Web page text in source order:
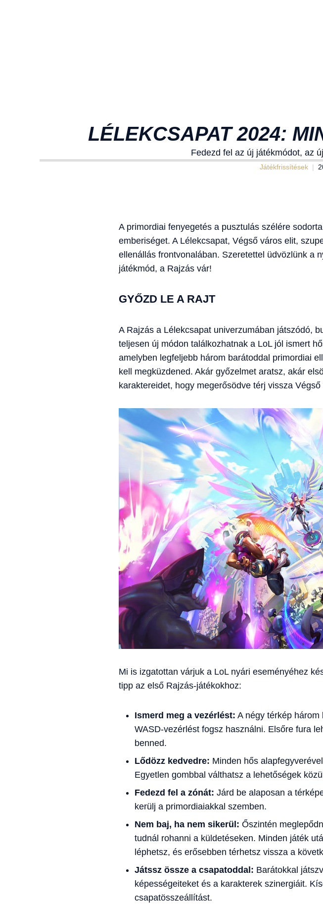
LÉLEKCSAPAT 2024:
Fedezd fel az új játékmódot, az
Játékfrissítések
A primordiai fenyegetés a pusztulás szélére
emberiséget. A Lélekcsapat, Végső város elit,
ellenállás frontvonalában. Szeretettel üdvözlünk a
játékmód, a Rajzás vár!
GYŐZD LE A RAJT
A Rajzás a Lélekcsapat univerzumában játszódó,
teljesen új módon találkozhatnak a LoL jól ismert
amelyben legfeljebb három barátoddal primordiai
kell megküzdened. Akár győzelmet aratsz, akár
karaktereidet, hogy megerősödve térj vissza Végső
Mi is izgatottan várjuk a LoL nyári eseményéhez
tipp az első Rajzás-játékokhoz:
Ismerd meg a vezérlést: A négy térkép
WASD-vezérlést fogsz használni. Elsőre fura
benned.
Lődözz kedvedre: Minden hős
Egyetlen gombbal válthatsz a lehetőségek
Fedezd fel a zónát: Járd be alaposan a
kerülj a primordiaiakkal szemben.
Nem baj, ha nem sikerül: Őszintén
tudnál rohanni a küldetéseken. Minden játék
léphetsz, és erősebben térhetsz vissza a
Játssz össze a csapatoddal: Barátokkal
képességeiteket és a karakterek szinergiáit.
csapatösszeállítást.